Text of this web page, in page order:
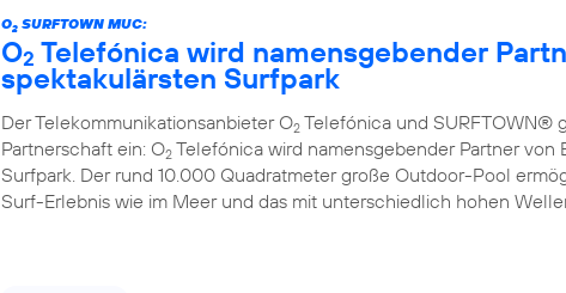
O2 SURFTOWN MUC:
O2 Telefónica wird namensgebender
spektakulärsten Surfpark
Der Telekommunikationsanbieter O2 Telefónica und SURFTOWN®
Partnerschaft ein: O2 Telefónica wird namensgebender Partner von
Surfpark. Der rund 10.000 Quadratmeter große Outdoor-Pool
Surf-Erlebnis wie im Meer und das mit unterschiedlich hohen